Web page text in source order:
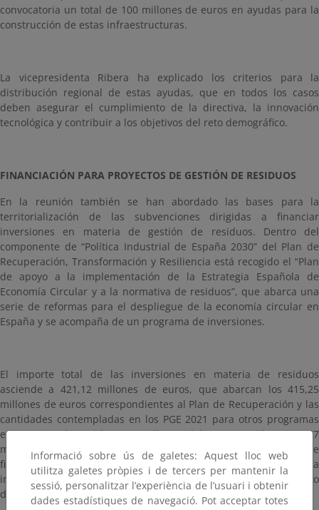
convocatoria un total de 100 millones de euros en ayudas para la
construcción de estas infraestructuras.
La vicepresidenta Ribera ha explicado los criterios para la
distribución regional de estas ayudas, que en todos los casos
deben asegurar el cumplimiento de la directiva, la innovación
tecnológica y contribuir a los objetivos del reto demográfico.
FINANCIACIÓN PARA PROYECTOS DE GESTIÓN DE RESIDUOS
En la reunión también se han abordado las bases para la
territorialización de las subvenciones dirigidas a financiar
inversiones en materia de gestión de residuos. Dentro del
componente de “Política Industrial de España 2030” del Plan de
Recuperación, Transformación y Resiliencia está recogido el “Plan
de apoyo a la implementación de la Estrategia Española de
Economía Circular y a la normativa de residuos”, que abarca una
serie de reformas para el despliegue de la economía circular en
España y se acompaña de un programa de inversiones.
El importe total de las inversiones en materia de residuos
asciende a 421,12 millones de euros, que abarcan los 415,25
millones de euros correspondientes al Plan de Recuperación y las
cantidades contempladas en los PGE 2021 para otros programas
en materia de residuos: 4 millones del PIMA Residuos y 1,87
millones del Programa de Economía Circular. Otras líneas de
financiación del Plan de Recuperación, dedicadas a la
introducción de la Economía Circular en la empresa, serán objeto
de futuras convocatorias.
Informació sobre ús de galetes: Aquest lloc web
utilitza galetes pròpies i de tercers per mantenir la
sessió, personalitzar l’experiència de l’usuari i obtenir
dades estadístiques de navegació. Pot acceptar totes